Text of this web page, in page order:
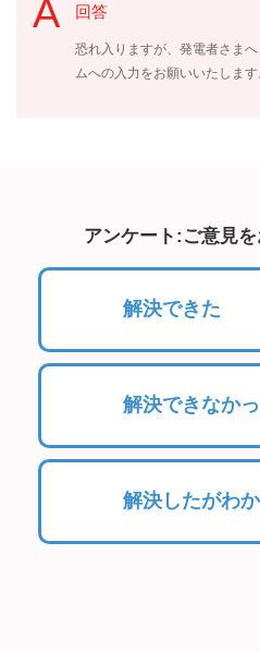
回答
恐れ入りますが、発電者さま
ムへの入力をお願いいたします
アンケート:ご意見
解決できた
解決できなか
解決したがわ